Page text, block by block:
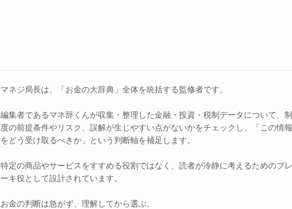
マネジ局長は、「お金の大辞典」全体を統括する監修者です。
編集者であるマネ辞くんが収集・整理した金融・投資・税制データについて、制
度の前提条件やリスク、誤解が生じやすい点がないかをチェックし、「この情報
をどう受け取るべきか」という判断軸を補足します。
特定の商品やサービスをすすめる役割ではなく、読者が冷静に考えるためのブレ
ーキ役として設計されています。
お金の判断は急がず、理解してから選ぶ。